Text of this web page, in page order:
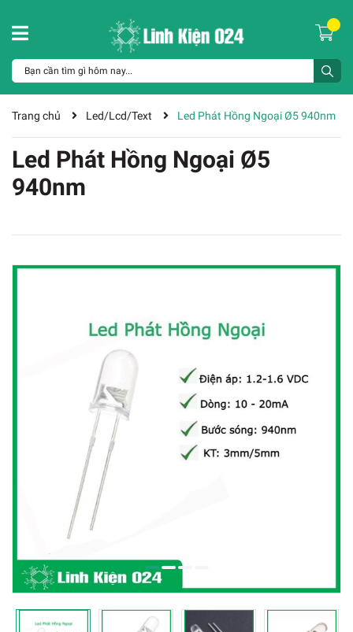
Trang chủ Led/Lcd/Text Led Phát Hồng Ngoại Ø5 940nm
Led Phát Hồng Ngoại Ø5
940nm